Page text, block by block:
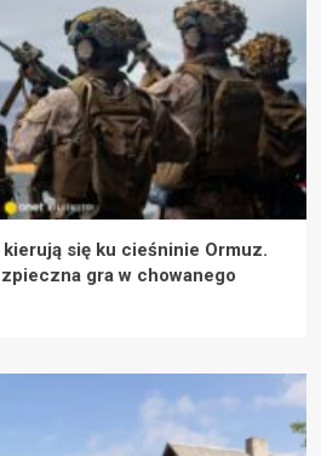
kierują się ku cieśninie Ormuz.
gra w chowanego